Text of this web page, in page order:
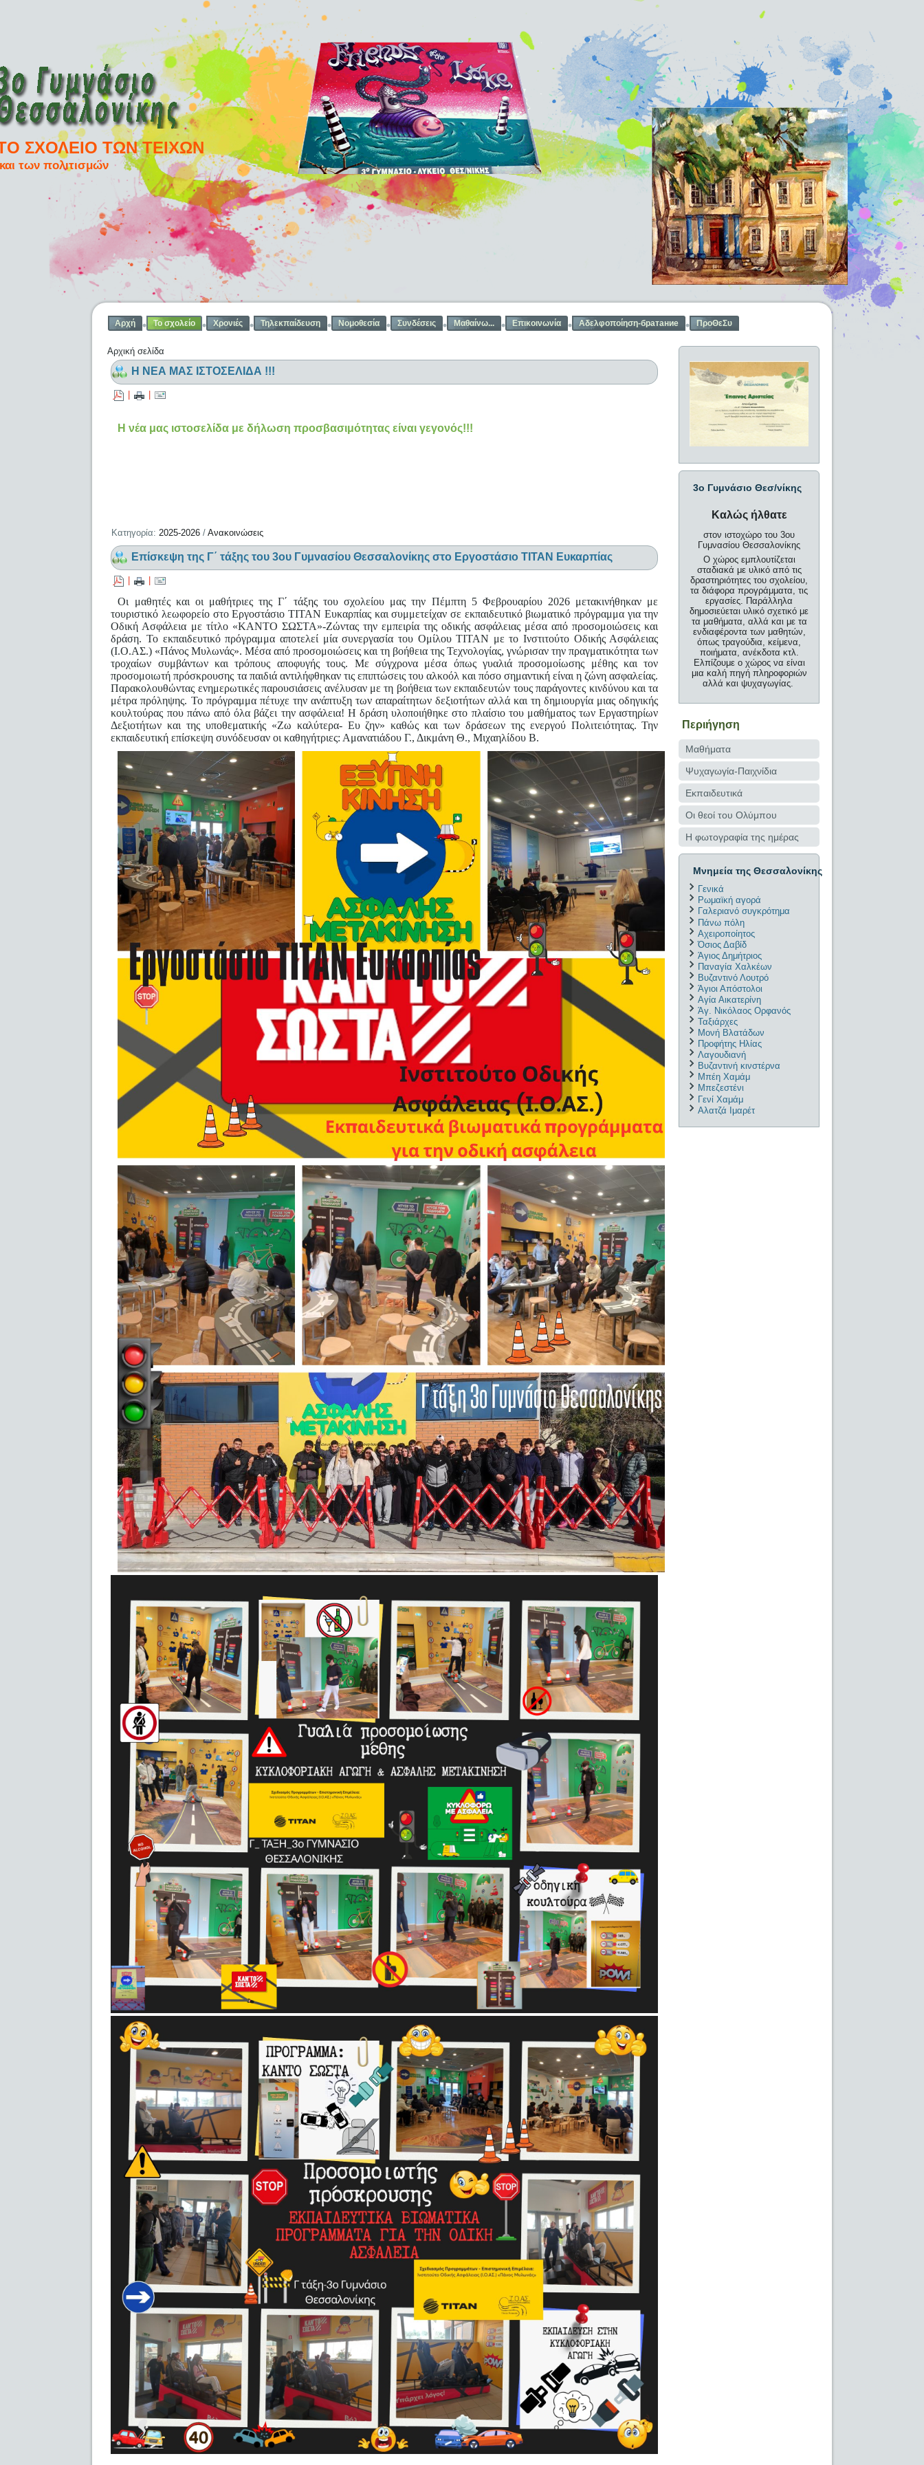
ΣΧΟΛΕΙΟ ΤΩΝ ΤΕΙΧΩΝ
και των πολιτισμών
Αρχή Το σχολείο Χρονιές Τηλεκπαίδευση Νομοθεσία Συνδέσεις Μαθαίνω... Επικοινωνία Αδελφοποίηση-братание ΠροΘεΣυ
Αρχική σελίδα
Η ΝΕΑ ΜΑΣ ΙΣΤΟΣΕΛΙΔΑ !!!
Η νέα μας ιστοσελίδα με δήλωση προσβασιμότητας είναι γεγονός!!!
Κατηγορία:2025-2026 /Ανακοινώσεις
Επίσκεψη της Γ΄ τάξης του 3ου Γυμνασίου Θεσσαλονίκης στο Εργοστάσιο ΤΙΤΑΝ Ευκαρπίας
Οι μαθητές και οι μαθήτριες της Γ΄ τάξης του σχολείου μας την Πέμπτη 5 Φεβρουαρίου 2026 μετακινήθηκαν με
τουριστικό λεωφορείο στο Εργοστάσιο ΤΙΤΑΝ Ευκαρπίας και συμμετείχαν σε εκπαιδευτικό βιωματικό πρόγραμμα για την
Οδική Ασφάλεια με τίτλο «ΚΑΝΤΟ ΣΩΣΤΑ»-Ζώντας την εμπειρία της οδικής ασφάλειας μέσα από προσομοιώσεις και
δράση. Το εκπαιδευτικό πρόγραμμα αποτελεί μία συνεργασία του Ομίλου ΤΙΤΑΝ με το Ινστιτούτο Οδικής Ασφάλειας
(Ι.Ο.ΑΣ.) «Πάνος Μυλωνάς». Μέσα από προσομοιώσεις και τη βοήθεια της Τεχνολογίας, γνώρισαν την πραγματικότητα των
τροχαίων συμβάντων και τρόπους αποφυγής τους. Με σύγχρονα μέσα όπως γυαλιά προσομοίωσης μέθης και τον
προσομοιωτή πρόσκρουσης τα παιδιά αντιλήφθηκαν τις επιπτώσεις του αλκοόλ και πόσο σημαντική είναι η ζώνη ασφαλείας.
Παρακολουθώντας ενημερωτικές παρουσιάσεις ανέλυσαν με τη βοήθεια των εκπαιδευτών τους παράγοντες κινδύνου και τα
μέτρα πρόληψης. Το πρόγραμμα πέτυχε την ανάπτυξη των απαραίτητων δεξιοτήτων αλλά και τη δημιουργία μιας οδηγικής
κουλτούρας που πάνω από όλα βάζει την ασφάλεια! Η δράση υλοποιήθηκε στο πλαίσιο του μαθήματος των Εργαστηρίων
Δεξιοτήτων και της υποθεματικής «Ζω καλύτερα- Ευ ζην» καθώς και των δράσεων της ενεργού Πολιτειότητας. Την
εκπαιδευτική επίσκεψη συνόδευσαν οι καθηγήτριες: Αμανατιάδου Γ., Δικμάνη Θ., Μιχαηλίδου Β.
3o Γυμνάσιο Θεσ/νίκης
Καλώς ήλθατε
στον ιστοχώρο του 3ου
Γυμνασίου Θεσσαλονίκης
Ο χώρος εμπλουτίζεται
σταδιακά με υλικό από τις
δραστηριότητες του σχολείου,
τα διάφορα προγράμματα, τις
εργασίες. Παράλληλα
δημοσιεύεται υλικό σχετικό με
τα μαθήματα, αλλά και με τα
ενδιαφέροντα των μαθητών,
όπως τραγούδια, κείμενα,
ποιήματα, ανέκδοτα κτλ.
Ελπίζουμε ο χώρος να είναι
μια καλή πηγή πληροφοριών
αλλά και ψυχαγωγίας.
Περιήγηση
Μαθήματα
Ψυχαγωγία-Παιχνίδια
Εκπαιδευτικά
Οι θεοί του Ολύμπου
Η φωτογραφία της ημέρας
Μνημεία της Θεσσαλονίκης
Γενικά
Ρωμαϊκή αγορά
Γαλεριανό συγκρότημα
Πάνω πόλη
Αχειροποίητος
Όσιος Δαβίδ
Άγιος Δημήτριος
Παναγία Χαλκέων
Βυζαντινό Λουτρό
Άγιοι Απόστολοι
Αγία Αικατερίνη
Άγ. Νικόλαος Ορφανός
Ταξιάρχες
Μονή Βλατάδων
Προφήτης Ηλίας
Λαγουδιανή
Βυζαντινή κινστέρνα
Μπέη Χαμάμ
Μπεζεστένι
Γενί Χαμάμ
Αλατζά Ιμαρέτ